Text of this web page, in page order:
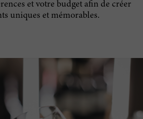
et votre budget afin de créer
uniques et mémorables.